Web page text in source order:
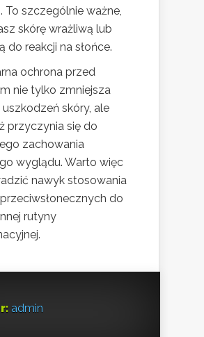
To szczególnie ważne,
skórę wrażliwą lub
do reakcji na słońce.
ochrona przed
nie tylko zmniejsza
skóry, ale
przyczynia się do
zachowania
wyglądu. Warto więc
nawyk stosowania
do
rutyny
admin